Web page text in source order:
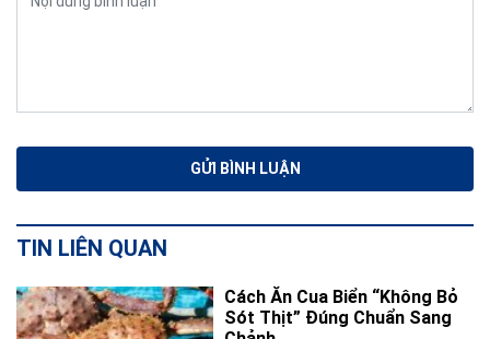
TIN LIÊN QUAN
Cách Ăn Cua Biển “Không Bỏ
Sót Thịt” Đúng Chuẩn Sang